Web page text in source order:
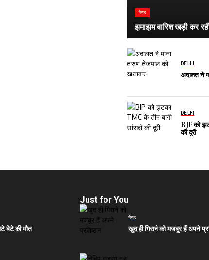
मेरठ
झमाझम बारिश खड़ी कर
DELHI
अदालत ने
DELHI
BJP को
की दूरी
बेटे की मौत
Just for You
मेरठ
खुद ही गिराने को मजबूर हैं अपने